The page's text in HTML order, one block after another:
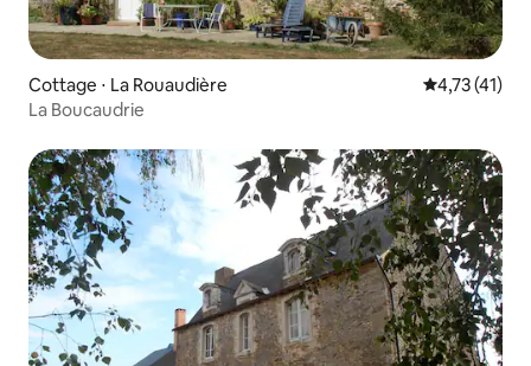
Cottage ⋅ La Rouaudière Évaluation
4,73 (41)
La Boucaudrie